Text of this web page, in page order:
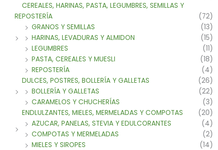
CEREALES, HARINAS, PASTA, LEGUMBRES, SEMILLAS Y
REPOSTERÍA
(72)
GRANOS Y SEMILLAS
(13)
HARINAS, LEVADURAS Y ALMIDON
(15)
LEGUMBRES
(11)
PASTA, CEREALES Y MUESLI
(18)
REPOSTERÍA
(4)
DULCES, POSTRES, BOLLERÍA Y GALLETAS
(26)
BOLLERÍA Y GALLETAS
(22)
CARAMELOS Y CHUCHERÍAS
(3)
ENDLULZANTES, MIELES, MERMELADAS Y COMPOTAS
(20)
AZUCAR, PANELAS, STEVIA Y EDULCORANTES
(4)
COMPOTAS Y MERMELADAS
(2)
MIELES Y SIROPES
(14)